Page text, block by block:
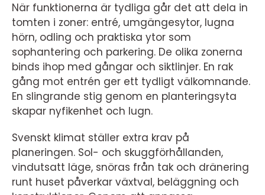
När funktionerna är tydliga går det att dela in
tomten i zoner: entré, umgängesytor, lugna
hörn, odling och praktiska ytor som
sophantering och parkering. De olika zonerna
binds ihop med gångar och siktlinjer. En rak
gång mot entrén ger ett tydligt välkomnande.
En slingrande stig genom en planteringsyta
skapar nyfikenhet och lugn.
Svenskt klimat ställer extra krav på
planeringen. Sol- och skuggförhållanden,
vindutsatt läge, snöras från tak och dränering
runt huset påverkar växtval, beläggning och